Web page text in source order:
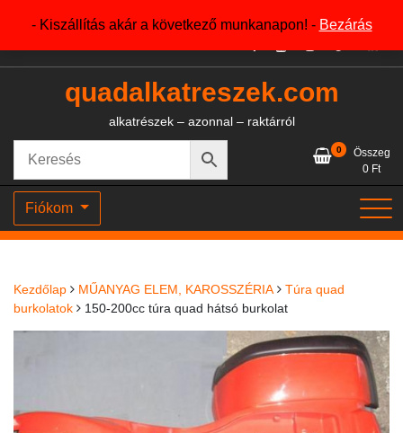
- Kiszállítás akár a következő munkanapon! - Bezárás
+36204327386
quadalkatreszek.com
alkatrészek – azonnal – raktárról
0
Összeg
0 Ft
Fiókom
Kezdőlap MŰANYAG ELEM, KAROSSZÉRIA
Túra quad
burkolatok
150-200cc túra quad hátsó burkolat